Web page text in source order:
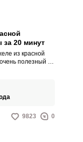
20 минут
из красной
полезный и
простой и
приготовления
9823 0